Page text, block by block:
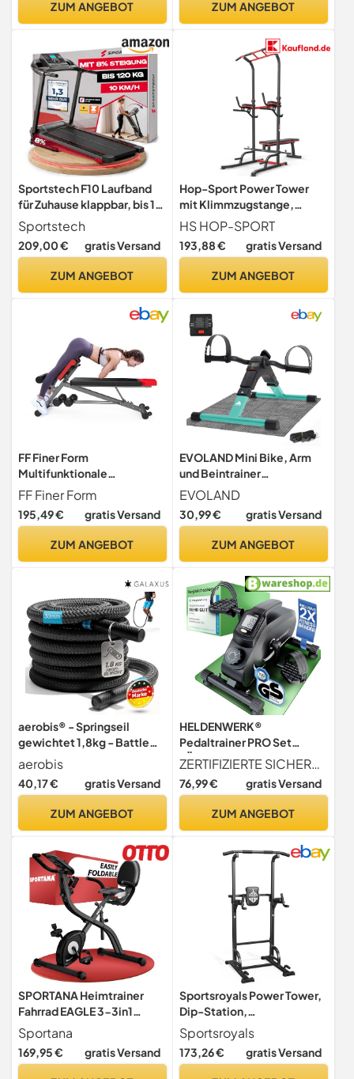
Bluetooth und App-
Tablethalterung, 110 x 52 x
140 cm
ZUM ANGEBOT
Teleskop-Riser&RGB-
Zuhause 150KG
ZUM ANGEBOT
Sportstech F10 Laufband
für Zuhause klappbar, bis 10
km/h, Deutsche
Qualitätsmarke, 150 kg
belastbar, 3
Handpulssensoren, App-
LED's, leise, kompakt
Sportstech
209,00 € gratis Versand
ZUM ANGEBOT
Hop-Sport Power Tower
mit Klimmzugstange,
Hantelbank & Dip-Station,
Fitnessgerät für Zuhause,
Calisthenics und
150 kg Max. Belastbarkeit
HS HOP-SPORT
193,88 € gratis Versand
ZUM ANGEBOT
FF Finer Form
Multifunktionale
Hantelbank für
Ganzkörpertraining - Hyper
Rückenverlängerung,
verstellbare
Schrägbank, Flachbank
FF Finer Form
195,49 € gratis Versand
ZUM ANGEBOT
EVOLAND Mini Bike, Arm
und Beintrainer
Heimtrainer, Hometrainer,
Fitnesstrainer, Sportgerät,
Minifahrrad
Fitnessgerät für Zuhause
EVOLAND
30,99 € gratis Versand
ZUM ANGEBOT
aerobis® - Springseil
gewichtet 1,8kg - Battle
Jump Rope mit innovativer
Stahlring Fixierung - Indoor
und Outdoor geeignet
Material, Springschnur
aerobis
40,17 € gratis Versand
ZUM ANGEBOT
HELDENWERK®
Pedaltrainer PRO Set
TÜV/GS geprüft sehr leise &
gelenkschonend
ZERTIFIZIERTE SICHERHEIT - Unser Pedaltrainer ist TÜV GS-Geprüft, um höchste Sicherheits- und Qualitätsstandards zu erfüllen. Dank integriertem TX-Riemen, genießen Sie ein sorgenfreies, flüsterleises Trainingserlebnis.
76,99 € gratis Versand
ZUM ANGEBOT
SPORTANA Heimtrainer
Fahrrad EAGLE 3-3in1
Ausdauer Ergometer -
Klappbar
Sportana
169,95 € gratis Versand
Sportsroyals Power Tower,
Dip-Station,
Klimmzugstange für das
Krafttrainingsgerät im
Heim-Fitnessstudio, 204
Sportsroyals
173,26 € gratis Versand